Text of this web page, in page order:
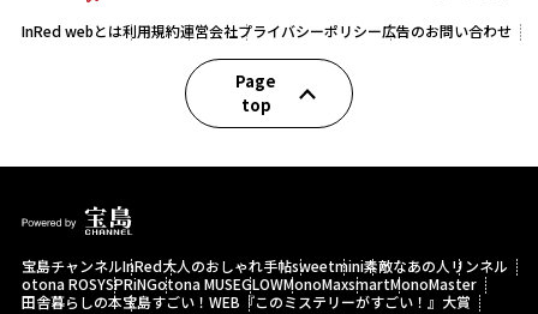
InRed webとは利用規約運営会社プライバシーポリシー広告のお問い合わせ
Page
top
宝島チャンネルInRed大人のおしゃれ手帖sweetmini素敵なあの人 リンネル
otona ROSYSPRiNGotona MUSEGLOWMonoMaxsmartMonoMaster
田舎暮らしの本宝島すごい！WEB 『このミステリーがすごい！』大賞